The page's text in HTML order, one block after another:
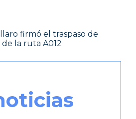
firmó el traspaso de
la ruta A012